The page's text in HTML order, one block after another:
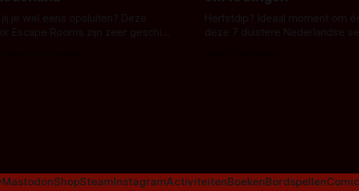
jij je wel eens opsluiten? Deze
Escape Rooms zijn zeer geschikt
Herfstdip? Ideaal moment om
deze 7 duistere Nederlandse
MastodonShopSteamInstagramActiviteitenBoekenBordspellen